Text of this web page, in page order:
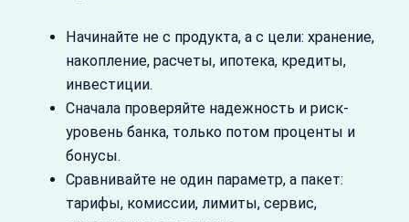
Начинайте не с продукта, а с цели: хранение,
накопление, расчеты, ипотека, кредиты,
инвестиции.
Сначала проверяйте надежность и риск-
уровень банка, только потом проценты и
бонусы.
Сравнивайте не один параметр, а пакет:
тарифы, комиссии, лимиты, сервис,